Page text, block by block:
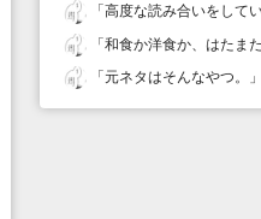
「高度な読み合いをして
「和食か洋食か、はたま
「元ネタはそんなやつ。 」